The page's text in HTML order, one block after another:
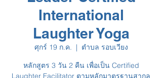
International
Laughter Yoga
ศุกร์ 19 ก.ค.
  |
ตำบล รอบเวียง
หลักสูตร 3 วัน 2 คืน เพื่อเป็น Certified
Laughter Facilitator ตามหลักมาตรฐานสากล